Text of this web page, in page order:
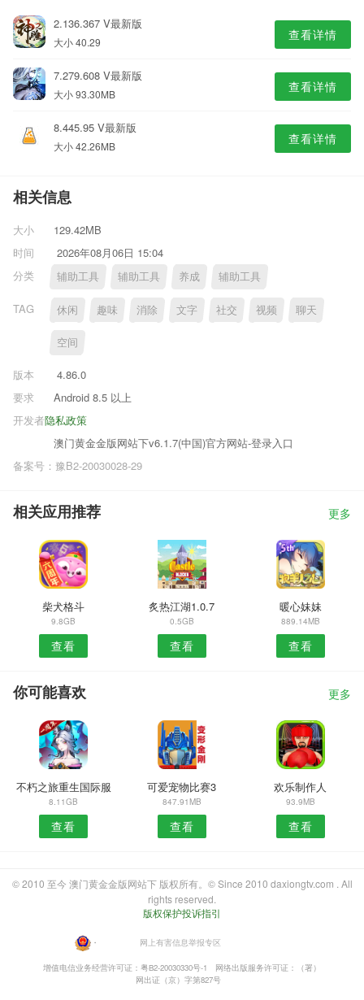
2.136.367 V最新版
大小 40.29 查看详情
7.279.608 V最新版
大小 93.30MB 查看详情
8.445.95 V最新版
大小 42.26MB 查看详情
相关信息
大小
129.42MB
时间
2026年08月06日 15:04
分类
辅助工具 辅助工具 养成 辅助工具
TAG 休闲 趣味 消除 文字 社交 视频 聊天
空间
版本
4.86.0
要求
Android 8.5 以上
隐私政策
开发者
澳门黄金金版网站下v6.1.7(中国)官方网站-登录入口
备案号：豫B2-20030028-29
相关应用推荐 更多
柴犬格斗
9.8GB
查看
炙热江湖1.0.7
0.5GB
查看
暖心妹妹
889.14MB
查看
你可能喜欢 更多
不朽之旅重生国际服
8.11GB
查看
可爱宠物比赛3
847.91MB
查看
欢乐制作人
93.9MB
查看
© 2010 至今 澳门黄金金版网站下 版权所有。© Since 2010 daxiongtv.com . All
rights reserved.
版权保护投诉指引
・ 网上有害信息举报专区
增值电信业务经营许可证：粤B2-20030330号-1
网络出版服务许可证：（署）
网出证（京）字第827号